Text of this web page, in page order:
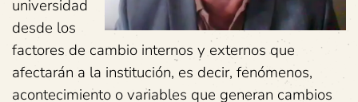
universidad
desde los
factores de cambio internos y externos que
afectarán a la institución, es decir, fenómenos,
acontecimiento o variables que generan cambios